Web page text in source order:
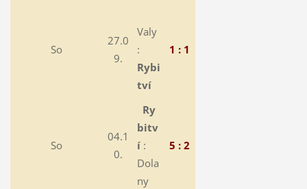
So
27.0
9.
Valy
:
Rybi
tví
1 : 1
So
04.1
0.
Ry
bitv
í :
Dola
ny
5 : 2